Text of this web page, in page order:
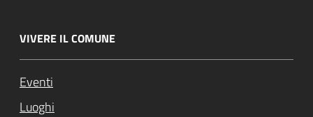
VIVERE IL COMUNE
Eventi
Luoghi